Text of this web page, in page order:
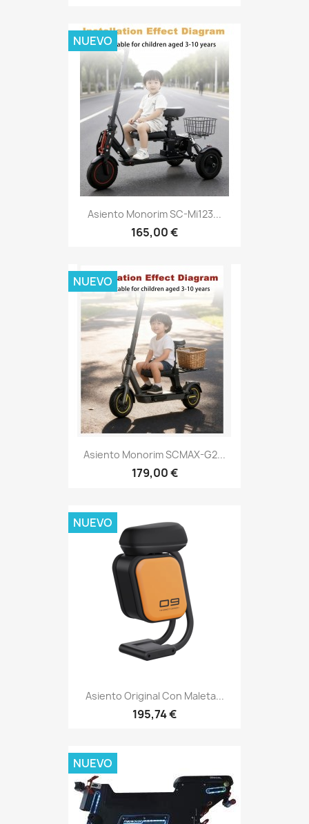
Asiento Monorim SC-Mi123...
165,00 €
NUEVO
Asiento Monorim SCMAX-G2...
179,00 €
NUEVO
Asiento Original Con Maleta...
195,74 €
NUEVO
NUEVO